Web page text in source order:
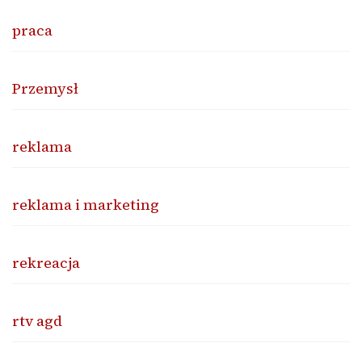
praca
Przemysł
reklama
reklama i marketing
rekreacja
rtv agd